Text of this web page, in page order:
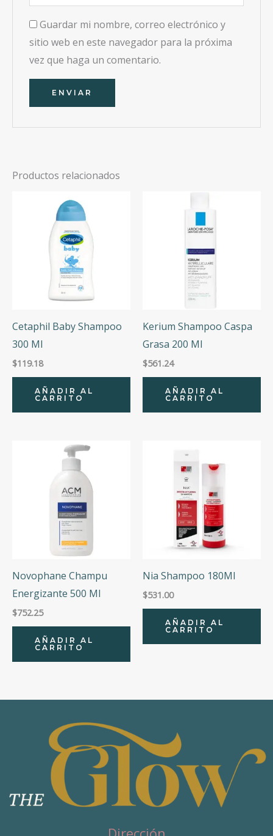
Guardar mi nombre, correo electrónico y
sitio web en este navegador para la próxima
vez que haga un comentario.
Productos relacionados
Cetaphil Baby Shampoo
300 Ml
$119.18
AÑADIR AL
CARRITO
Kerium Shampoo Caspa
Grasa 200 Ml
$561.24
AÑADIR AL
CARRITO
Novophane Champu
Energizante 500 Ml
$752.25
AÑADIR AL
CARRITO
Nia Shampoo 180Ml
$531.00
AÑADIR AL
CARRITO